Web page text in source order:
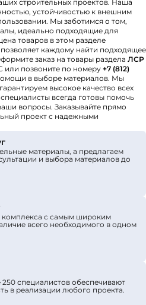
строительных проектов. Наша
устойчивостью к внешним
Мы заботимся о том,
идеально подходящие для
товаров в этом разделе
позволяет каждому найти подходящее
заказ на товары раздела ЛСР
позвоните по номеру +7 (812)
в выборе материалов. Мы
высокое качество всех
всегда готовы помочь
вопросы. Заказывайте прямо
проект с надежными
материалы, а предлагаем
и выбора материалов до
комплекса с самым широким
всего необходимого в одном
специалистов обеспечивают
в реализации любого проекта.